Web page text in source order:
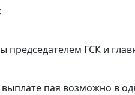
председателем ГСК и
пая возможно в